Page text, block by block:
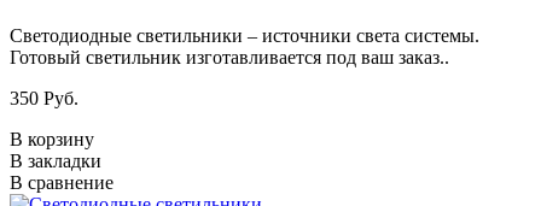
Светодиодные светильники – источники света системы.
Готовый светильник изготавливается под ваш заказ..
350 Pуб.
В корзину
В закладки
В сравнение